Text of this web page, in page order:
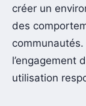
créer un
des
l’engagement
utilisation